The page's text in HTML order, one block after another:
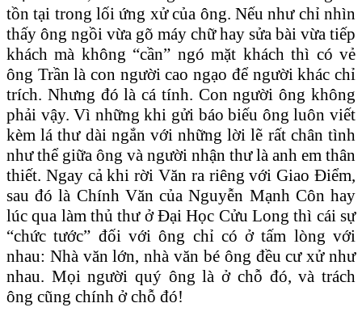
tồn tại trong lối ứng xử của ông. Nếu như chỉ nhìn
thấy ông ngồi vừa gõ máy chữ hay sửa bài vừa tiếp
khách mà không “cần” ngó mặt khách thì có vẻ
ông Trần là con người cao ngạo để người khác chỉ
trích. Nhưng đó là cá tính. Con người ông không
phải vậy. Vì những khi gửi báo biếu ông luôn viết
kèm lá thư dài ngắn với những lời lẽ rất chân tình
như thể giữa ông và người nhận thư là anh em thân
thiết. Ngay cả khi rời Văn ra riêng với Giao Điểm,
sau đó là Chính Văn của Nguyễn Mạnh Côn hay
lúc qua làm thủ thư ở Đại Học Cửu Long thì cái sự
“chức tước” đối với ông chỉ có ở tấm lòng với
nhau: Nhà văn lớn, nhà văn bé ông đều cư xử như
nhau. Mọi người quý ông là ở chỗ đó, và trách
ông cũng chính ở chỗ đó!